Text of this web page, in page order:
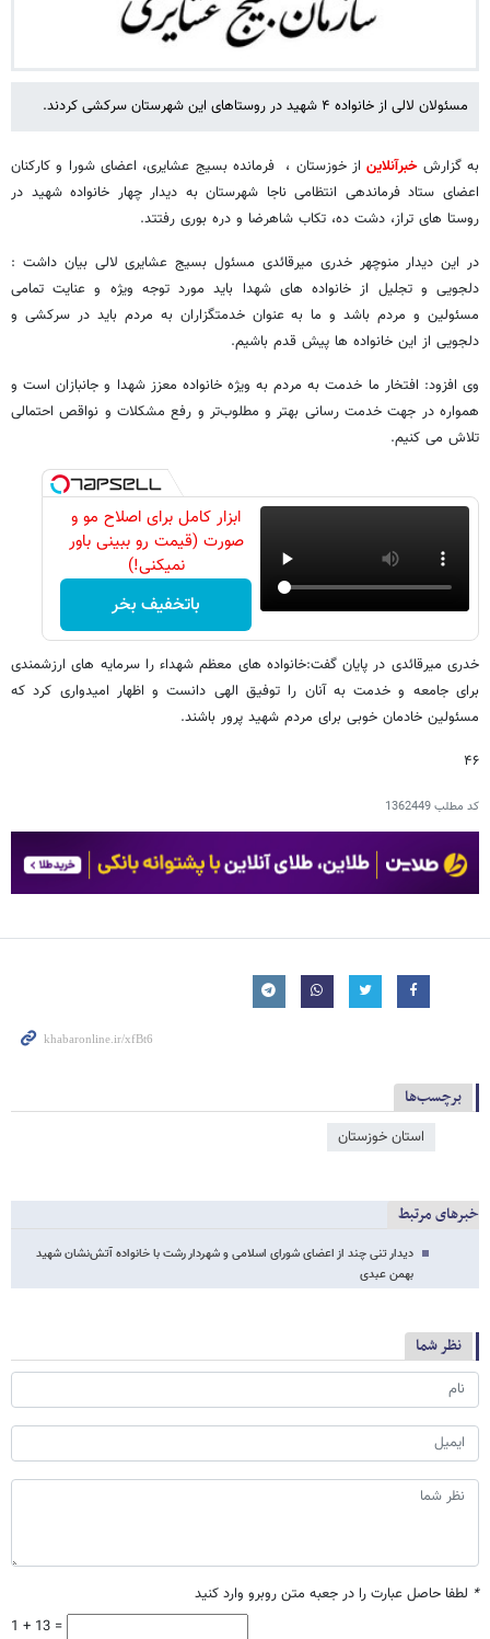
مسئولان لالی از خانواده ۴ شهید در روستاهای این شهرستان سرکشی کردند.
به گزارشخبرآنلایناز خوزستان ، فرمانده بسیج عشایری، اعضای شورا و کارکنان
اعضای ستاد فرماندهی انتظامی ناجا شهرستان به دیدار چهار خانواده شهید در
روستا های تراز، دشت ده، تکاب شاهرضا و دره بوری رفتتد.
در این دیدار منوچهر خدری میرقائدی مسئول بسیج عشایری لالی بیان داشت :
دلجویی و تجلیل از خانواده‌ های شهدا باید مورد توجه ویژه و عنایت تمامی
مسئولین و مردم باشد و ما به عنوان خدمتگزاران به مردم باید در سرکشی و
دلجویی از این خانواده‌ ها پیش قدم باشیم.
وی افزود: افتخار ما خدمت به مردم به ویژه خانواده معزز شهدا و جانبازان است و
همواره در جهت خدمت رسانی بهتر و مطلوب‌تر و رفع مشکلات و نواقص احتمالی
تلاش می‌ کنیم.
ابزار کامل برای اصلاح مو و
صورت (قیمت رو ببینی باور
نمیکنی!)
باتخفیف بخر
خدری میرقائدی در پایان گفت:خانواده‌ های معظم شهداء را سرمایه‌ های ارزشمندی
برای جامعه و خدمت به آنان را توفیق الهی دانست و اظهار امیدواری کرد که
مسئولین خادمان خوبی برای مردم شهید پرور باشند.
۴۶
کد مطلب1362449
برچسب‌ها
استان خوزستان
خبرهای مرتبط
دیدار تنی چند از اعضای شورای اسلامی و شهردار رشت با خانواده آتش‌نشان شهید
بهمن عبدی
نظر شما
* لطفا حاصل عبارت را در جعبه متن روبرو وارد کنید
1 + 13 =